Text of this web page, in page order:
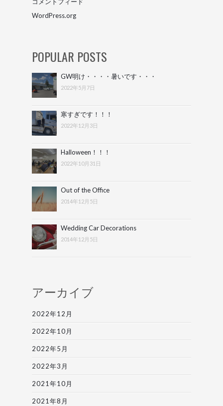
コメントフィード
WordPress.org
POPULAR POSTS
GW明け・・・・暑いです・・・
2022年5月7日
寒すぎです！！！
2022年12月3日
Halloween！！！
2022年10月31日
Out of the Office
2014年12月5日
Wedding Car Decorations
2014年12月5日
アーカイブ
2022年12月
2022年10月
2022年5月
2022年3月
2021年10月
2021年8月